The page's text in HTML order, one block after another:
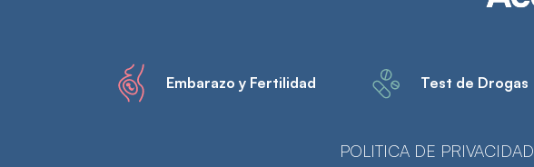
Embarazo y Fertilidad Test de Drogas
POLITICA DE PRIVACIDAD